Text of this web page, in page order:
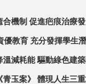
合機制 促進疤痕治療
【數教新知】AI賦能資優教育 充分發揮
【都大探索】水凝膠降溫減耗能
【古嶺今談】辛棄疾《青玉案》 體現